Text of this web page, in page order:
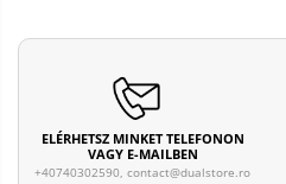
ELÉRHETSZ MINKET TELEFONON
VAGY E-MAILBEN
+40740302590, contact@dualstore.ro